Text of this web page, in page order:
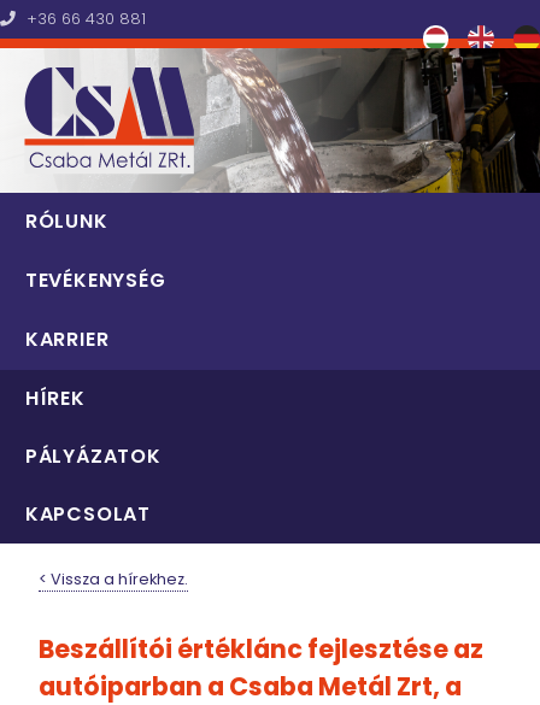
+36 66 430 881
RÓLUNK
TEVÉKENYSÉG
KARRIER
HÍREK
PÁLYÁZATOK
KAPCSOLAT
< Vissza a hírekhez.
Beszállítói értéklánc fejlesztése az
autóiparban a Csaba Metál Zrt, a